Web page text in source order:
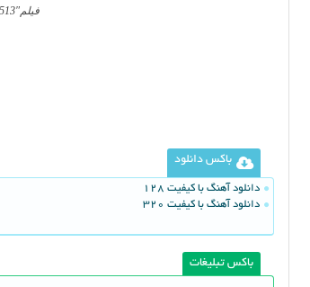
فیلم
باکس دانلود
دانلود آهنگ با کیفیت 128
دانلود آهنگ با کیفیت 320
باکس تبلیغات